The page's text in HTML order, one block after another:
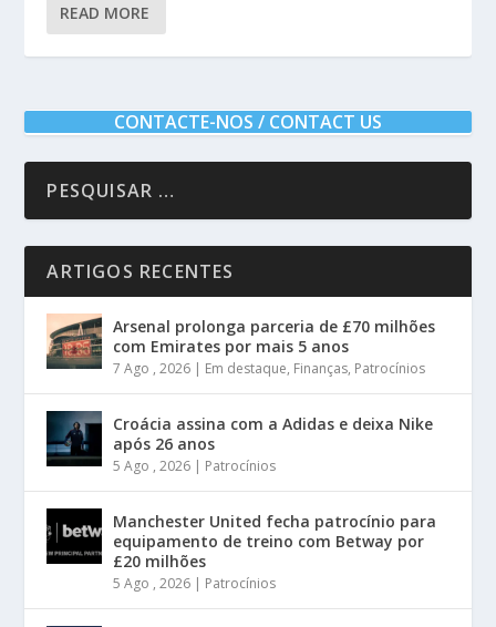
READ MORE
CONTACTE-NOS / CONTACT US
ARTIGOS RECENTES
Arsenal prolonga parceria de £70 milhões
com Emirates por mais 5 anos
7 Ago , 2026 | Em destaque, Finanças, Patrocínios
Croácia assina com a Adidas e deixa Nike
após 26 anos
5 Ago , 2026 | Patrocínios
Manchester United fecha patrocínio para
equipamento de treino com Betway por
£20 milhões
5 Ago , 2026 | Patrocínios